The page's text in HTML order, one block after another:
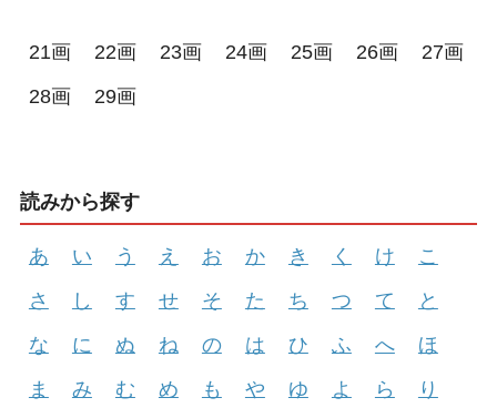
21画 22画 23画 24画 25画 26画
27画
28画
29画
読みから探す
あ い う え お か き く け
こ
さ
し す せ そ た ち つ て
と
な
に ぬ ね の は ひ ふ へ
ほ
ま
み む め も や ゆ よ ら
り